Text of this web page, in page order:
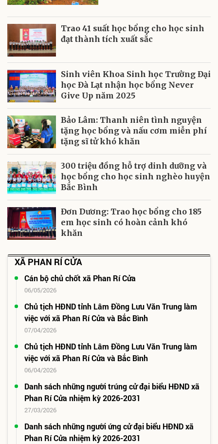
Trao 41 suất học bổng cho học sinh
đạt thành tích xuất sắc
Sinh viên Khoa Sinh học Trường Đại
học Đà Lạt nhận học bổng Never
Give Up năm 2025
Bảo Lâm: Thanh niên tình nguyện
tặng học bổng và nấu cơm miễn phí
tặng sĩ tử khó khăn
300 triệu đồng hỗ trợ dinh dưỡng và
học bổng cho học sinh nghèo huyện
Bắc Bình
Đơn Dương: Trao học bổng cho 185
em học sinh có hoàn cảnh khó
khăn
XÃ PHAN RÍ CỬA
Cán bộ chủ chốt xã Phan Rí Cửa
06/05/2026
Chủ tịch HĐND tỉnh Lâm Đồng Lưu Văn Trung làm
việc với xã Phan Rí Cửa và Bắc Bình
07/04/2026
Chủ tịch HĐND tỉnh Lâm Đồng Lưu Văn Trung làm
việc với xã Phan Rí Cửa và Bắc Bình
06/04/2026
Danh sách những người trúng cử đại biểu HĐND xã
Phan Rí Cửa nhiệm kỳ 2026-2031
27/03/2026
Danh sách những người ứng cử đại biểu HĐND xã
Phan Rí Cửa nhiệm kỳ 2026-2031